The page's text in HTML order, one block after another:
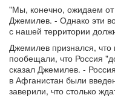
"Мы, конечно, ожидаем
Джемилев. - Однако эти
с нашей территории
Джемилев признался,
пообещали, что Россия
сказал Джемилев. -
в Афганистан были
заверили, что столько